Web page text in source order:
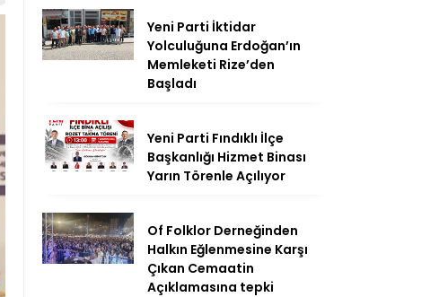
Yeni Parti İktidar
Yolculuğuna Erdoğan’ın
Memleketi Rize’den
Başladı
Yeni Parti Fındıklı İlçe
Başkanlığı Hizmet Binası
Yarın Törenle Açılıyor
Of Folklor Derneğinden
Halkın Eğlenmesine Karşı
Çıkan Cemaatin
Açıklamasına tepki